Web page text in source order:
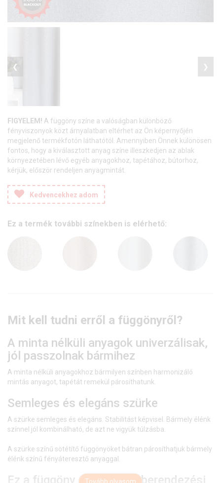
❮ ❯
FIGYELEM! A függöny színe a valóságban különböző
fényviszonyok közt árnyalatban eltérhet az Ön képernyőjén
megjelenő termékfotón láthatótól. Amennyiben Önnek különösen
fontos, hogy a kiválasztott anyag színe illeszkedjen az ablak
környezetében lévő egyéb anyagokhoz, tapétához, bútorhoz,
kérjük, először rendeljen anyagmintát.
Kedvencekhez adom
Ez a termék további színekben is elérhető:
Mit kell tudni erről a függönyről?
A minta nélküli anyagok univerzálisak,
jól passzolnak bármihez
A minta nélküli anyagokhoz bármilyen színben harmonizáló
mintás anyagot, tapétát remekül párosíthatunk.
Semleges és elegáns szürke
A szürke semleges és elegáns. Stabilitást képvisel. Bármely élénk
színnel jól kombinálható, de azt ne vigyük túlzásba.
A szürke színű sötétítő függönyöket bátran párosíthatjuk bármely
élénk színű fényáteresztő anyaggal.
Ez a függöny többféle lakberendezési